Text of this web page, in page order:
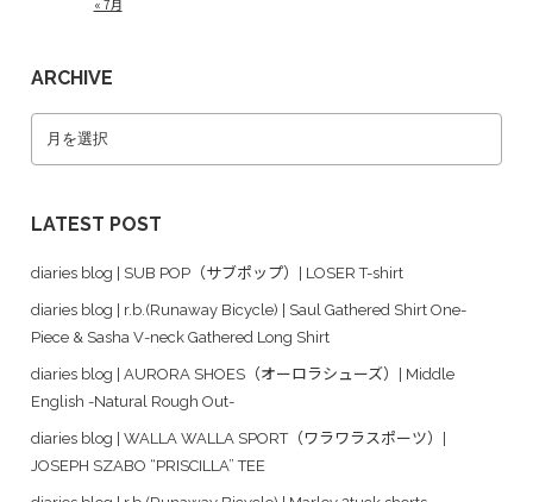
« 7月
ARCHIVE
LATEST POST
diaries blog | SUB POP（サブポップ）| LOSER T-shirt
diaries blog | r.b.(Runaway Bicycle) | Saul Gathered Shirt One-
Piece & Sasha V-neck Gathered Long Shirt
diaries blog | AURORA SHOES（オーロラシューズ）| Middle
English -Natural Rough Out-
diaries blog | WALLA WALLA SPORT（ワラワラスポーツ）|
JOSEPH SZABO “PRISCILLA” TEE